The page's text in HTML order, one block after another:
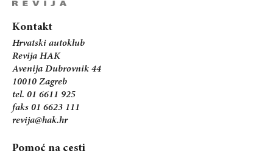
Kontakt
Hrvatski autoklub
Revija HAK
Avenija Dubrovnik 44
10010 Zagreb
tel. 01 6611 925
faks 01 6623 111
revija@hak.hr
Pomoć na cesti